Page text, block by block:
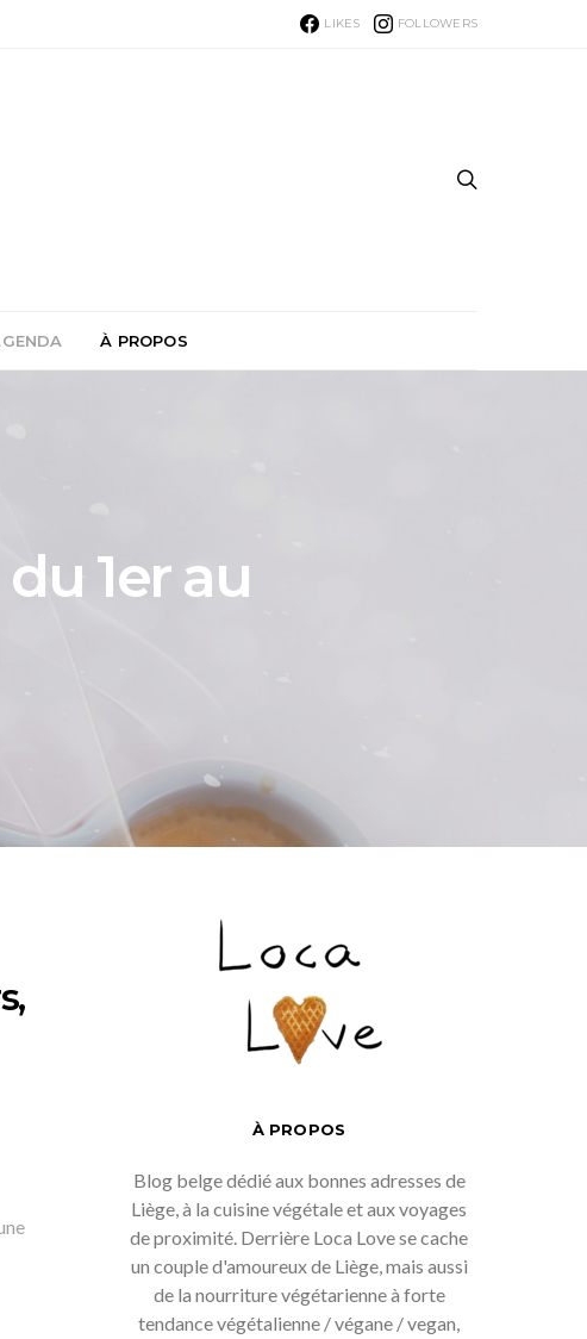
LIKES FOLLOWERS
À PROPOS
1er au
À PROPOS
Blog belge dédié aux bonnes adresses de
Liège, à la cuisine végétale et aux voyages
de proximité. Derrière Loca Love se cache
un couple d'amoureux de Liège, mais aussi
de la nourriture végétarienne à forte
tendance végétalienne / végane / vegan,